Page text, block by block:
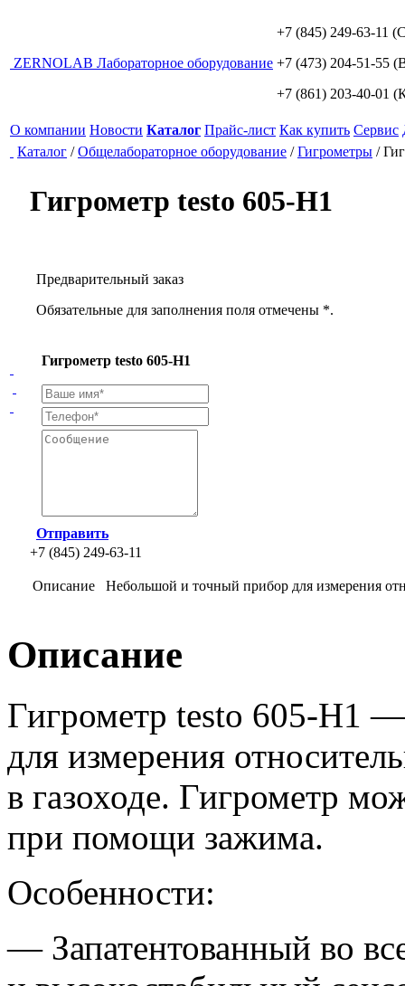
ZERNOLAB Лабораторное оборудование
+7 (845) 249-63-11
+7 (473) 204-51-55
+7 (861) 203-40-01
О компании Новости Каталог Прайс-лист Как купить Сервис
Каталог /Общелабораторное оборудование /Гигрометры /
Гигрометр testo 605-H1
Предварительный заказ
Обязательные для заполнения поля отмечены *.
Гигрометр testo 605-H1
Отправить
+7 (845) 249-63-11
Описание Небольшой и точный прибор для измерения
Описание
Гигрометр testo 605-H1
для измерения
в газоходе. Гигрометр
при помощи зажима.
Особенности:
— Запатентованный во